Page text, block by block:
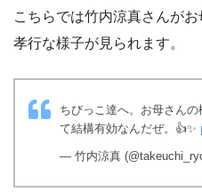
こちらでは竹内涼真さんが
孝行な様子が見られます。
ちびっこ達へ。お母さん
て結構有効なんだぜ。👍✨
— 竹内涼真